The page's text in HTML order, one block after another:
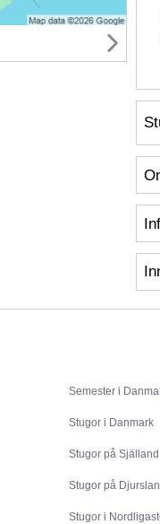
Semester i
Stugor i Danmark
Stugor på Själland
Stugor på
Stugor i